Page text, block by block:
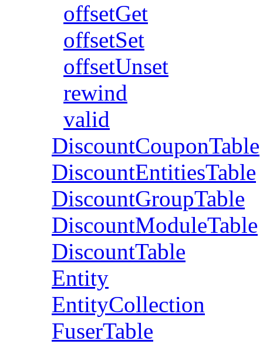
offsetGet
offsetSet
offsetUnset
rewind
valid
DiscountCouponTable
DiscountEntitiesTable
DiscountGroupTable
DiscountModuleTable
DiscountTable
Entity
EntityCollection
FuserTable